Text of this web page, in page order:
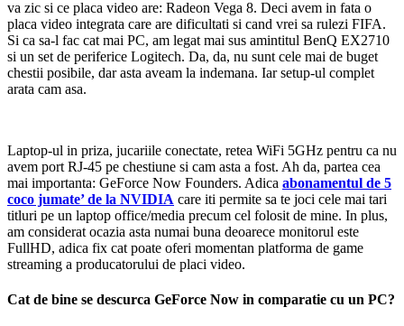
va zic si ce placa video are: Radeon Vega 8. Deci avem in fata o
placa video integrata care are dificultati si cand vrei sa rulezi FIFA.
Si ca sa-l fac cat mai PC, am legat mai sus amintitul BenQ EX2710
si un set de periferice Logitech. Da, da, nu sunt cele mai de buget
chestii posibile, dar asta aveam la indemana. Iar setup-ul complet
arata cam asa.
Laptop-ul in priza, jucariile conectate, retea WiFi 5GHz pentru ca nu
avem port RJ-45 pe chestiune si cam asta a fost. Ah da, partea cea
mai importanta: GeForce Now Founders. Adica abonamentul de 5
coco jumate’ de la NVIDIA care iti permite sa te joci cele mai tari
titluri pe un laptop office/media precum cel folosit de mine. In plus,
am considerat ocazia asta numai buna deoarece monitorul este
FullHD, adica fix cat poate oferi momentan platforma de game
streaming a producatorului de placi video.
Cat de bine se descurca GeForce Now in comparatie cu un PC?